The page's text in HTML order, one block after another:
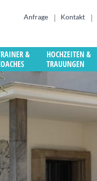
Anfrage Kontakt
&
HOCHZEITEN &
TRAUUNGEN